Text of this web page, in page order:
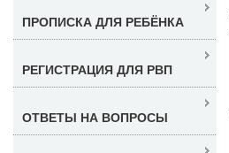
ПРОПИСКА ДЛЯ РЕБЁНКА
РЕГИСТРАЦИЯ ДЛЯ РВП
ОТВЕТЫ НА ВОПРОСЫ